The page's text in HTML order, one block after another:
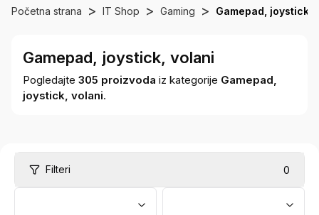
Početna strana > IT Shop > Gaming > Gamepad, joystick,
Gamepad, joystick, volani
Pogledajte 305 proizvoda iz kategorije Gamepad,
joystick, volani.
Filteri 0